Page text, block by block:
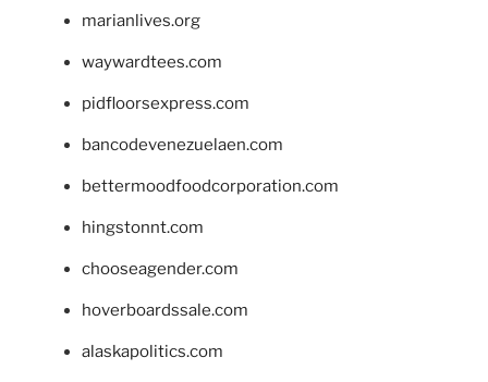
marianlives.org
waywardtees.com
pidfloorsexpress.com
bancodevenezuelaen.com
bettermoodfoodcorporation.com
hingstonnt.com
chooseagender.com
hoverboardssale.com
alaskapolitics.com